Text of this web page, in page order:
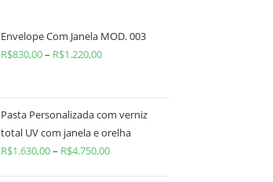
Envelope Com Janela MOD. 003
R$830,00– R$1.220,00
Pasta Personalizada com verniz
total UV com janela e orelha
R$1.630,00– R$4.750,00